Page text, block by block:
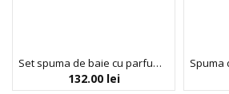
Set spuma de baie cu parfum de gogosi, scrunchy, burete si sticker gogoasa, Crazy Creamy, Inuwet, 4 articole
132.00 lei